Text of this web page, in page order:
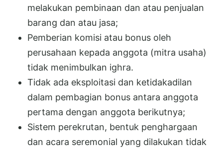
melakukan pembinaan dan atau penjualan
barang dan atau jasa;
Pemberian komisi atau bonus oleh
perusahaan kepada anggota (mitra usaha)
tidak menimbulkan ighra.
Tidak ada eksploitasi dan ketidakadilan
dalam pembagian bonus antara anggota
pertama dengan anggota berikutnya;
Sistem perekrutan, bentuk penghargaan
dan acara seremonial yang dilakukan tidak